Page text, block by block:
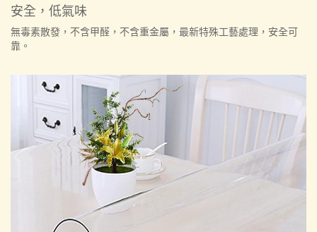
安全，低氣味
無毒素散發，不含甲醛，不含重金屬，最新特殊工藝處理，安全可
靠。